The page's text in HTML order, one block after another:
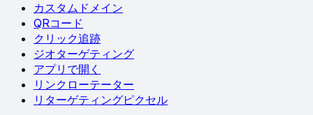
カスタムドメイン
QRコード
クリック追跡
ジオターゲティング
アプリで開く
リンクローテーター
リターゲティングピクセル